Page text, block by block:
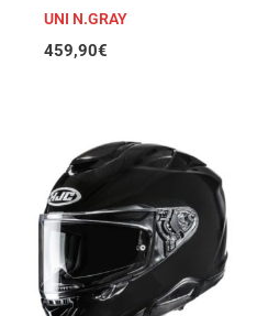
UNI N.GRAY
459,90€